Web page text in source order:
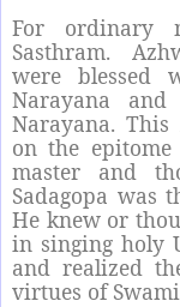
For ordinary
Sasthram.
were blessed
Narayana
Narayana.
on the
master and
Sadagopa was
He knew or
in singing holy
and realized
virtues of